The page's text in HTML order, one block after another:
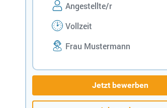
Angestellte/r
Vollzeit
Frau Mustermann
Jetzt bewerben